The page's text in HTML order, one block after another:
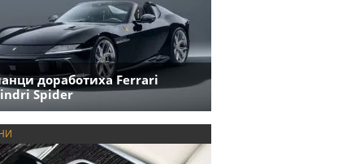
доработиха Ferrari
Spider